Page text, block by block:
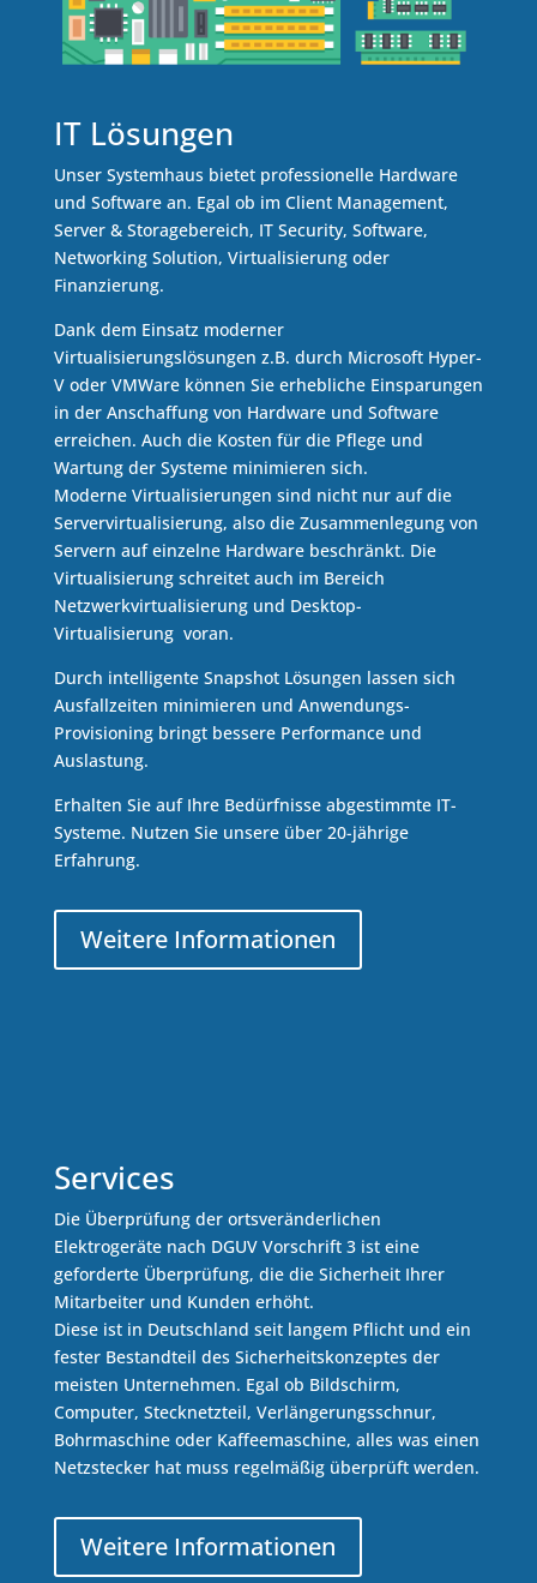
IT Lösungen
Unser Systemhaus bietet professionelle Hardware
und Software an. Egal ob im Client Management,
Server & Storagebereich, IT Security, Software,
Networking Solution, Virtualisierung oder
Finanzierung.
Dank dem Einsatz moderner
Virtualisierungslösungen z.B. durch Microsoft Hyper-
V oder VMWare können Sie erhebliche Einsparungen
in der Anschaffung von Hardware und Software
erreichen. Auch die Kosten für die Pflege und
Wartung der Systeme minimieren sich.
Moderne Virtualisierungen sind nicht nur auf die
Servervirtualisierung, also die Zusammenlegung von
Servern auf einzelne Hardware beschränkt. Die
Virtualisierung schreitet auch im Bereich
Netzwerkvirtualisierung und Desktop-
Virtualisierung voran.
Durch intelligente Snapshot Lösungen lassen sich
Ausfallzeiten minimieren und Anwendungs-
Provisioning bringt bessere Performance und
Auslastung.
Erhalten Sie auf Ihre Bedürfnisse abgestimmte IT-
Systeme. Nutzen Sie unsere über 20-jährige
Erfahrung.
Weitere Informationen
Services
Die Überprüfung der ortsveränderlichen
Elektrogeräte nach DGUV Vorschrift 3 ist eine
geforderte Überprüfung, die die Sicherheit Ihrer
Mitarbeiter und Kunden erhöht.
Diese ist in Deutschland seit langem Pflicht und ein
fester Bestandteil des Sicherheitskonzeptes der
meisten Unternehmen. Egal ob Bildschirm,
Computer, Stecknetzteil, Verlängerungsschnur,
Bohrmaschine oder Kaffeemaschine, alles was einen
Netzstecker hat muss regelmäßig überprüft werden.
Weitere Informationen